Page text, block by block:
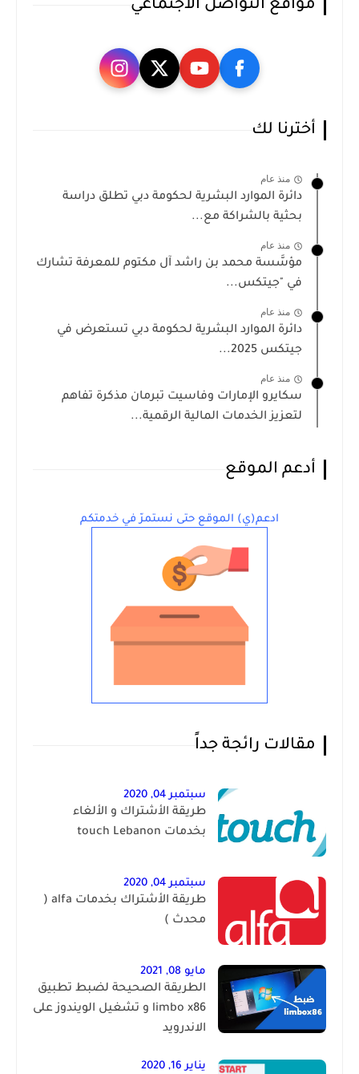
مواقع التواصل الاجتماعي
أخترنا لك
منذ عام
دائرة الموارد البشرية لحكومة دبي تطلق دراسة
بحثية بالشراكة مع...
منذ عام
مؤسَّسة محمد بن راشد آل مكتوم للمعرفة تشارك
في "جيتكس...
منذ عام
دائرة الموارد البشرية لحكومة دبي تستعرض في
جيتكس 2025...
منذ عام
سكايرو الإمارات وفاسيت تبرمان مذكرة تفاهم
لتعزيز الخدمات المالية الرقمية...
أدعم الموقع
ادعم(ي) الموقع حتى نستمرّ في خدمتكم
مقالات رائجة جداً
سبتمبر 04, 2020
طريقة الأشتراك و الألغاء
بخدمات touch Lebanon
سبتمبر 04, 2020
طريقة الأشتراك بخدمات alfa (
محدث )
مايو 08, 2021
الطريقة الصحيحة لضبط تطبيق
limbo x86 و تشغيل الويندوز على
الاندرويد
يناير 16, 2020